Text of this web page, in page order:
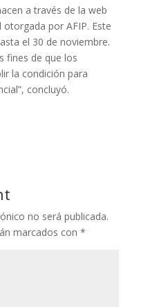
a través de la web
otorgada por AFIP. Este
el 30 de noviembre.
fines de que los
la condición para
concluyó.
no será publicada.
marcados con *